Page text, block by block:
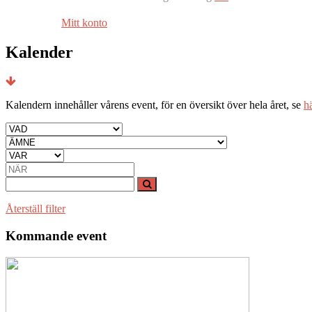
Mitt konto
Kalender
Kalendern innehåller vårens event, för en översikt över hela året, se
Återställ filter
Kommande event